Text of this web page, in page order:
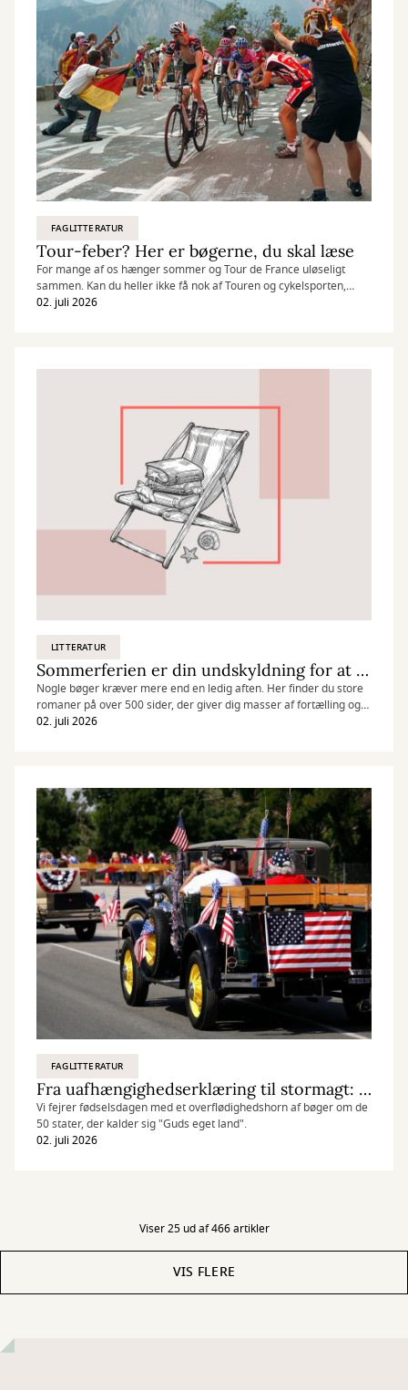
FAGLITTERATUR
Tour-feber? Her er bøgerne, du skal læse
For mange af os hænger sommer og Tour de France uløseligt
sammen. Kan du heller ikke få nok af Touren og cykelsporten,
findes der heldigvis masser af gode bøger.
02. juli 2026
LITTERATUR
Sommerferien er din undskyldning for at læse en mursten
Nogle bøger kræver mere end en ledig aften. Her finder du store
romaner på over 500 sider, der giver dig masser af fortælling og
fordybelse til hele ferien.
02. juli 2026
FAGLITTERATUR
Fra uafhængighedserklæring til stormagt: USA 250 år
Vi fejrer fødselsdagen med et overflødighedshorn af bøger om de
50 stater, der kalder sig "Guds eget land".
02. juli 2026
Viser 25 ud af 466 artikler
VIS FLERE